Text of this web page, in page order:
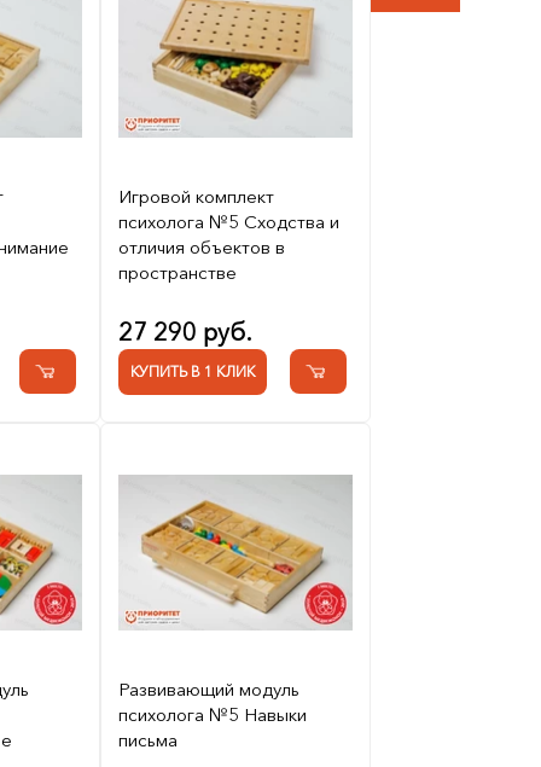
Игровой комплект
психолога №5 Сходства и
отличия объектов в
пространстве
27 290 руб.
КУПИТЬ В 1 КЛИК
Развивающий модуль
психолога №5 Навыки
письма